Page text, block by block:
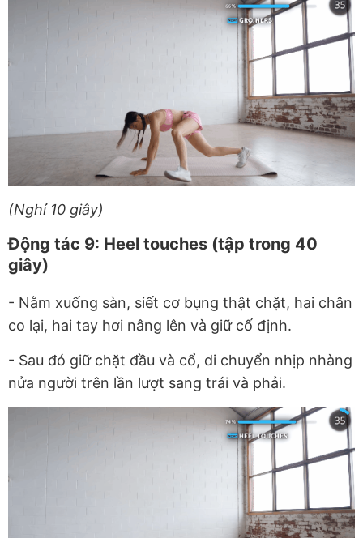
(Nghỉ 10 giây)
Động tác 9: Heel touches (tập trong 40
giây)
- Nằm xuống sàn, siết cơ bụng thật chặt, hai chân
co lại, hai tay hơi nâng lên và giữ cố định.
- Sau đó giữ chặt đầu và cổ, di chuyển nhịp nhàng
nửa người trên lần lượt sang trái và phải.